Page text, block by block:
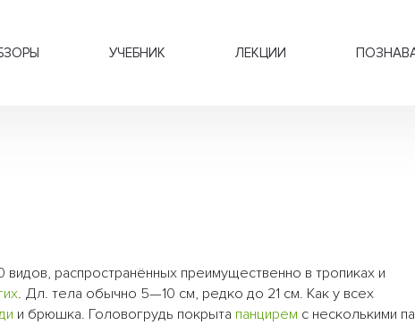
УЧЕБНИК ЛЕКЦИИ
видов, распространённых преимущественно в тропиках и
. Дл. тела обычно 5—10 см, редко до 21 см. Как у всех
и брюшка. Головогрудь покрыта панцирем с несколькими